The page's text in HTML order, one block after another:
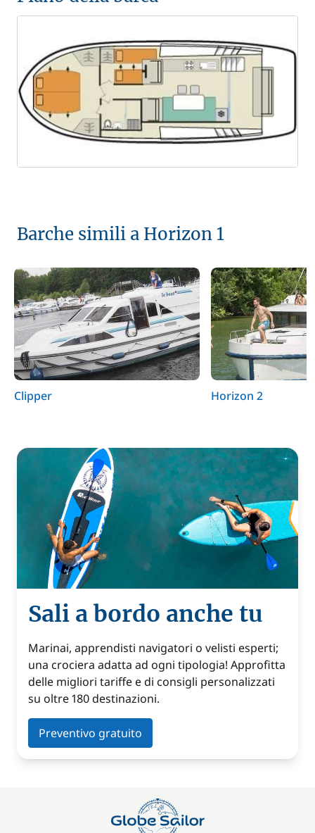
Barche simili a Horizon 1
Clipper Horizon 2
Sali a bordo anche tu
Marinai, apprendisti navigatori o velisti esperti;
una crociera adatta ad ogni tipologia! Approfitta
delle migliori tariffe e di consigli personalizzati
su oltre 180 destinazioni.
Preventivo gratuito